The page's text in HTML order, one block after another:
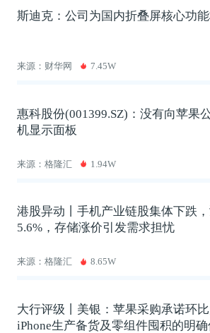
斯迪克：公司为国内折叠屏核心功
来源：财华网 7.45W
惠科股份(001399.SZ)：没有向苹果
机显示面板
来源：格隆汇 1.94W
港股异动丨手机产业链股集体下跌
5.6%，存储涨价引发需求担忧
来源：格隆汇 8.65W
大行评级丨美银：苹果采购承诺环
iPhone生产备货及零组件囤积的明